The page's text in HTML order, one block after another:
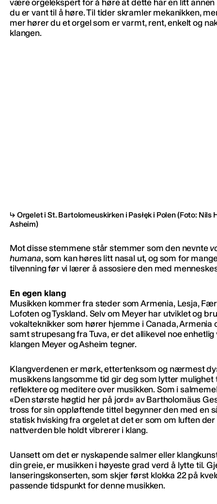
være orgelekspert for å høre at dette har en litt annen
du er vant til å høre. Til tider skramler mekanikken,
mer hører du et orgel som er varmt, rent, enkelt og
klangen.
Orgelet i St. Bartolomeuskirken i Pasłęk i Polen(Foto: Nils
Asheim)
Mot disse stemmene står stemmer som den nevnte
humana, som kan høres litt nasal ut, og som for
tilvenning før vi lærer å assosiere den med
En egen klang
Musikken kommer fra steder som Armenia, Lesja,
Lofoten og Tyskland. Selv om Meyer har utviklet og
vokalteknikker som hører hjemme i Canada, Armenia
samt strupesang fra Tuva, er det allikevel noe enhetlig
klangen Meyer og Asheim tegner.
Klangverdenen er mørk, ettertenksom og nærmest
musikkens langsomme tid gir deg som lytter mulighet
reflektere og meditere over musikken. Som i
«Den største høgtid her på jord» av Bartholomäus
tross for sin oppløftende tittel begynner den med en
statisk hvisking fra orgelet at det er som om luften
nattverden ble holdt vibrerer i klang.
Uansett om det er nyskapende salmer eller
din greie, er musikken i høyeste grad verd å lytte til.
lanseringskonserten, som skjer først klokka 22 på
passende tidspunkt for denne musikken.